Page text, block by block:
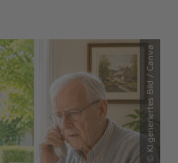
© KI generiertes Bild / Canva